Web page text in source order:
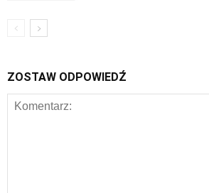
ZOSTAW ODPOWIEDŹ